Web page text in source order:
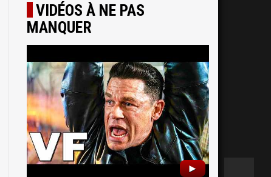
VIDÉOS À NE PAS
MANQUER
►